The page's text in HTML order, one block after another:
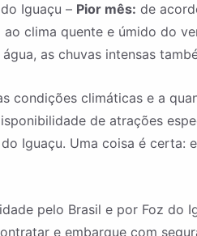
Iguaçu – Pior mês: de
clima quente e úmido do
as chuvas intensas
condições climáticas e a
de atrações
Iguaçu. Uma coisa é certa:
pelo Brasil e por Foz do
e embarque com